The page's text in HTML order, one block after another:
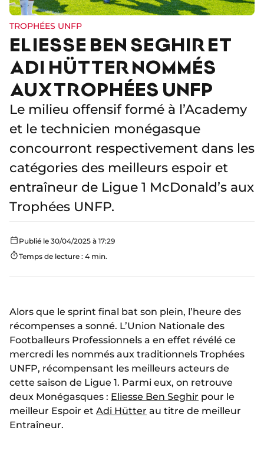
TROPHÉES UNFP
ELIESSE BEN SEGHIR ET
ADI HÜTTER NOMMÉS
AUX TROPHÉES UNFP
Le milieu offensif formé à l’Academy
et le technicien monégasque
concourront respectivement dans les
catégories des meilleurs espoir et
entraîneur de Ligue 1 McDonald’s aux
Trophées UNFP.
Publié le 30/04/2025 à 17:29
Temps de lecture : 4 min.
Alors que le sprint final bat son plein, l’heure des
récompenses a sonné. L’Union Nationale des
Footballeurs Professionnels a en effet révélé ce
mercredi les nommés aux traditionnels Trophées
UNFP, récompensant les meilleurs acteurs de
cette saison de Ligue 1. Parmi eux, on retrouve
deux Monégasques : Eliesse Ben Seghir pour le
meilleur Espoir et Adi Hütter au titre de meilleur
Entraîneur.